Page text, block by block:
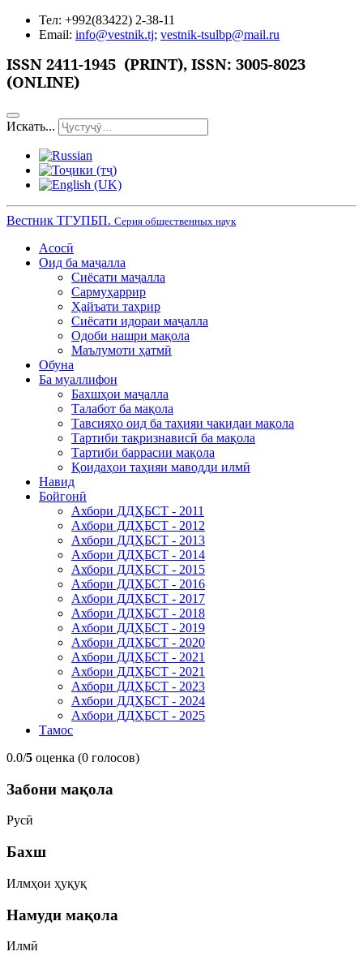
Тел: +992(83422) 2-38-11
Email: info@vestnik.tj; vestnik-tsulbp@mail.ru
ISSN 2411-1945 (PRINT), ISSN: 3005-8023
(ONLINE)
Искать...
Вестник ТГУПБП. Серия общественных наук
Асосӣ
Оид ба маҷалла
Сиёсати маҷалла
Сармуҳаррир
Ҳайъати таҳрир
Сиёсати идораи маҷалла
Одоби нашри мақола
Маълумоти ҳатмӣ
Обуна
Ба муаллифон
Бахшҳои маҷалла
Талабот ба мақола
Тавсияҳо оид ба таҳияи чакидаи мақола
Тартиби тақризнависӣ ба мақола
Тартиби баррасии мақола
Қоидаҳои таҳияи маводди илмӣ
Навид
Бойгонӣ
Ахбори ДДҲБСТ - 2011
Ахбори ДДҲБСТ - 2012
Ахбори ДДҲБСТ - 2013
Ахбори ДДҲБСТ - 2014
Ахбори ДДҲБСТ - 2015
Ахбори ДДҲБСТ - 2016
Ахбори ДДҲБСТ - 2017
Ахбори ДДҲБСТ - 2018
Ахбори ДДҲБСТ - 2019
Ахбори ДДҲБСТ - 2020
Ахбори ДДҲБСТ - 2021
Ахбори ДДҲБСТ - 2021
Ахбори ДДҲБСТ - 2023
Ахбори ДДҲБСТ - 2024
Ахбори ДДҲБСТ - 2025
Тамос
0.0/5 оценка (0 голосов)
Забони мақола
Русӣ
Бахш
Илмҳои ҳуқуқ
Намуди мақола
Илмӣ